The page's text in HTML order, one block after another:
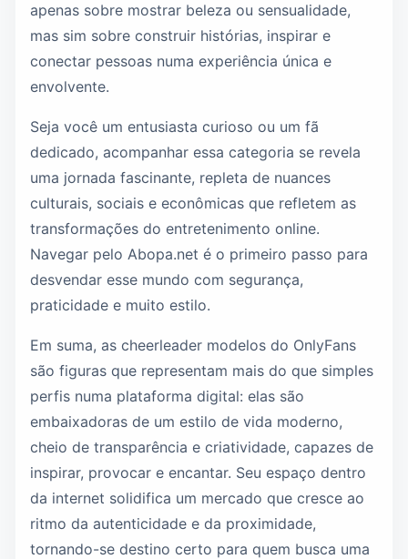
apenas sobre mostrar beleza ou sensualidade,
mas sim sobre construir histórias, inspirar e
conectar pessoas numa experiência única e
envolvente.
Seja você um entusiasta curioso ou um fã
dedicado, acompanhar essa categoria se revela
uma jornada fascinante, repleta de nuances
culturais, sociais e econômicas que refletem as
transformações do entretenimento online.
Navegar pelo Abopa.net é o primeiro passo para
desvendar esse mundo com segurança,
praticidade e muito estilo.
Em suma, as cheerleader modelos do OnlyFans
são figuras que representam mais do que simples
perfis numa plataforma digital: elas são
embaixadoras de um estilo de vida moderno,
cheio de transparência e criatividade, capazes de
inspirar, provocar e encantar. Seu espaço dentro
da internet solidifica um mercado que cresce ao
ritmo da autenticidade e da proximidade,
tornando-se destino certo para quem busca uma